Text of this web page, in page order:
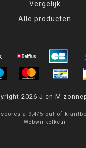
Vergelijk
Alle producten
2026 J en M
scores a 9,4/ 5 out of
Webwinkelkeur